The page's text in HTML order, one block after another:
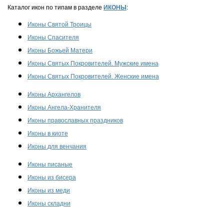
Каталог икон по типам в разделе ИКОНЫ :
Иконы Святой Троицы
Иконы Спасителя
Иконы Божьей Матери
Иконы Святых Покровителей. Мужские имена
Иконы Святых Покровителей. Женские имена
Иконы Архангелов
Иконы Ангела-Хранителя
Иконы православных праздников
Иконы в киоте
Иконы для венчания
Иконы писаные
Иконы из бисера
Иконы из меди
Иконы складни